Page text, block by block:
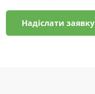
Надіслати заявку